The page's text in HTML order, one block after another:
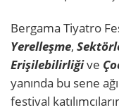
Bergama Tiyatro
Yerelleşme,
Erişilebilirliğive
yanında bu sene
festival